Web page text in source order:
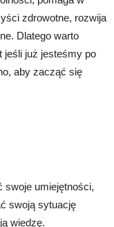
zdrowotne, rozwija
Dlatego warto
jeśli już jesteśmy po
aby zacząć się
swoje umiejętności,
swoją sytuację
wiedzę.